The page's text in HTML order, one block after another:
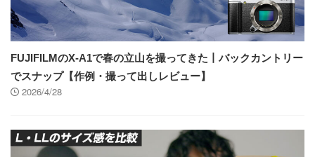
FUJIFILMのX-A1で春の立山を撮ってきた丨バックカントリー
でスナップ【作例・撮って出しレビュー】
2026/4/28